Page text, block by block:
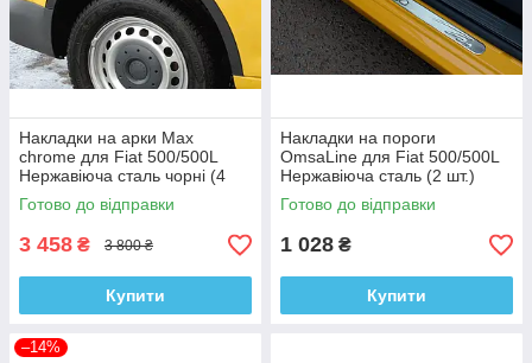
Накладки на арки Max
chrome для Fiat 500/500L
Нержавіюча сталь чорні (4
шт)
Готово до відправки
3 458 ₴ 3 800 ₴
Купити
Накладки на пороги
OmsaLine для Fiat 500/500L
Нержавіюча сталь (2 шт.)
Готово до відправки
1 028 ₴
Купити
–14%